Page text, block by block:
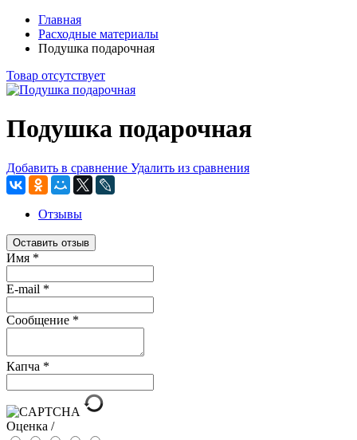
Главная
Расходные материалы
Подушка подарочная
Товар отсутствует
Подушка подарочная
Добавить в сравнение Удалить из сравнения
Отзывы
Оставить отзыв
Имя *
E-mail *
Сообщение *
Капча *
Оценка /